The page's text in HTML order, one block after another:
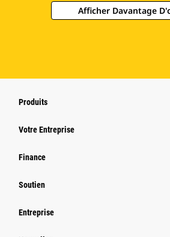
Afficher Davantage
Produits
Votre Entreprise
Finance
Soutien
Entreprise